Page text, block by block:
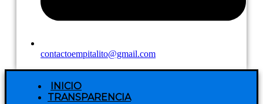
contactoempitalito@gmail.com
INICIO
TRANSPARENCIA